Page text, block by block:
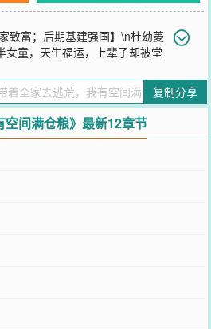
致富；后期基建强国】\n杜幼菱
女童，天生福运，上辈子却被堂
旱灾、蝗灾还是雪灾……她福运小农女
食，杜幼菱却身怀满级系统自带空间
山药，明天树林里跑出一只野兔，后天
，一切重头开始，她指导家人做美
后大哥成了将军，二哥考中了状元，
五哥开的食铺名满大历朝。\n五个哥
朝最让人嫉妒的女郎，连公主都羡慕得
的太子殿下，你要干什么？！
朋友推荐哦！
复制分享
空间满仓粮》最新12章节